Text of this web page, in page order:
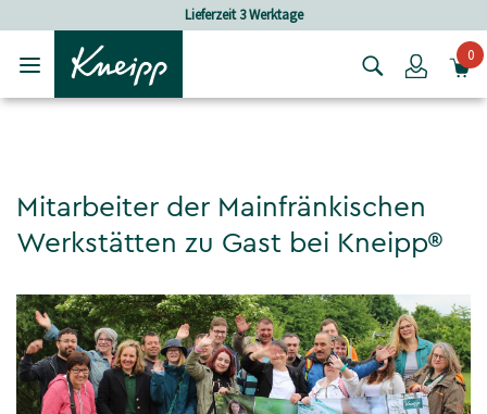
Login0
Mitarbeiter der Mainfränkischen
Werkstätten zu Gast bei Kneipp®